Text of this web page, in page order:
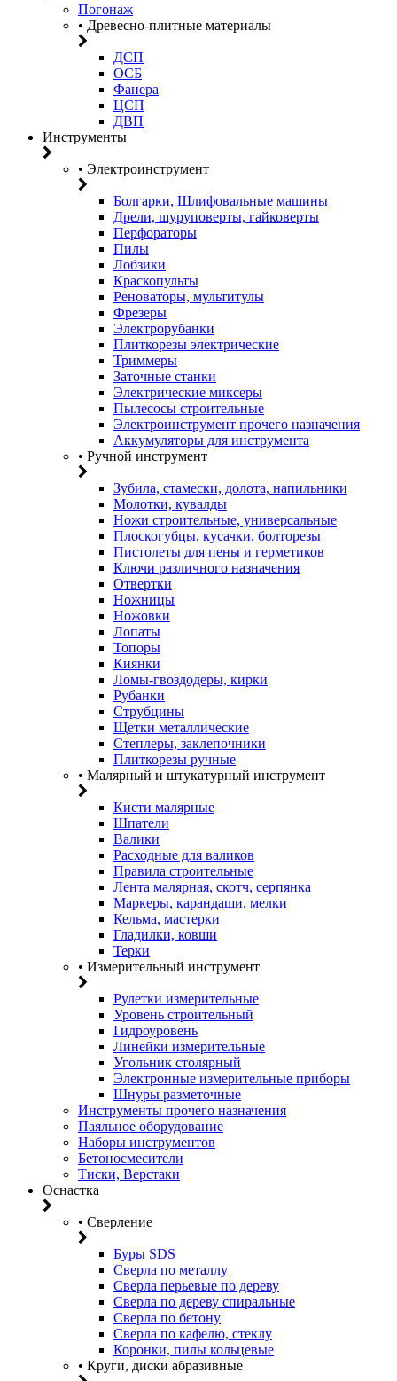
Погонаж
• Древесно-плитные материалы
ДСП
ОСБ
Фанера
ЦСП
ДВП
Инструменты
• Электроинструмент
Болгарки, Шлифовальные машины
Дрели, шуруповерты, гайковерты
Перфораторы
Пилы
Лобзики
Краскопульты
Реноваторы, мультитулы
Фрезеры
Электрорубанки
Плиткорезы электрические
Триммеры
Заточные станки
Электрические миксеры
Пылесосы строительные
Электроинструмент прочего назначения
Аккумуляторы для инструмента
• Ручной инструмент
Зубила, стамески, долота, напильники
Молотки, кувалды
Ножи строительные, универсальные
Плоскогубцы, кусачки, болторезы
Пистолеты для пены и герметиков
Ключи различного назначения
Отвертки
Ножницы
Ножовки
Лопаты
Топоры
Киянки
Ломы-гвоздодеры, кирки
Рубанки
Струбцины
Щетки металлические
Степлеры, заклепочники
Плиткорезы ручные
• Малярный и штукатурный инструмент
Кисти малярные
Шпатели
Валики
Расходные для валиков
Правила строительные
Лента малярная, скотч, серпянка
Маркеры, карандаши, мелки
Кельма, мастерки
Гладилки, ковши
Терки
• Измерительный инструмент
Рулетки измерительные
Уровень строительный
Гидроуровень
Линейки измерительные
Угольник столярный
Электронные измерительные приборы
Шнуры разметочные
Инструменты прочего назначения
Паяльное оборудование
Наборы инструментов
Бетоносмесители
Тиски, Верстаки
Оснастка
• Сверление
Буры SDS
Сверла по металлу
Сверла перьевые по дереву
Сверла по дереву спиральные
Сверла по бетону
Сверла по кафелю, стеклу
Коронки, пилы кольцевые
• Круги, диски абразивные